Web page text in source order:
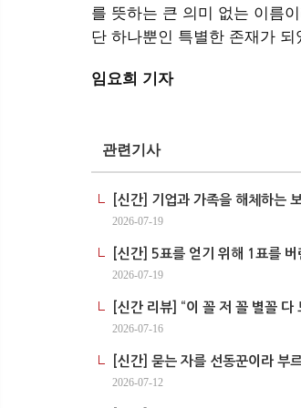
를 뜻하는 큰 의미 없는 이름
단 하나뿐인 특별한 존재가 되
임요희 기자
관련기사
[신간] 기업과 가족을 해체하는
2026-07-19
[신간] 5표를 얻기 위해 1표를
2026-07-19
[신간 리뷰] “이 꼴 저 꼴 별꼴 다
2026-07-16
[신간] 묻는 자를 선동꾼이라 부
2026-07-12